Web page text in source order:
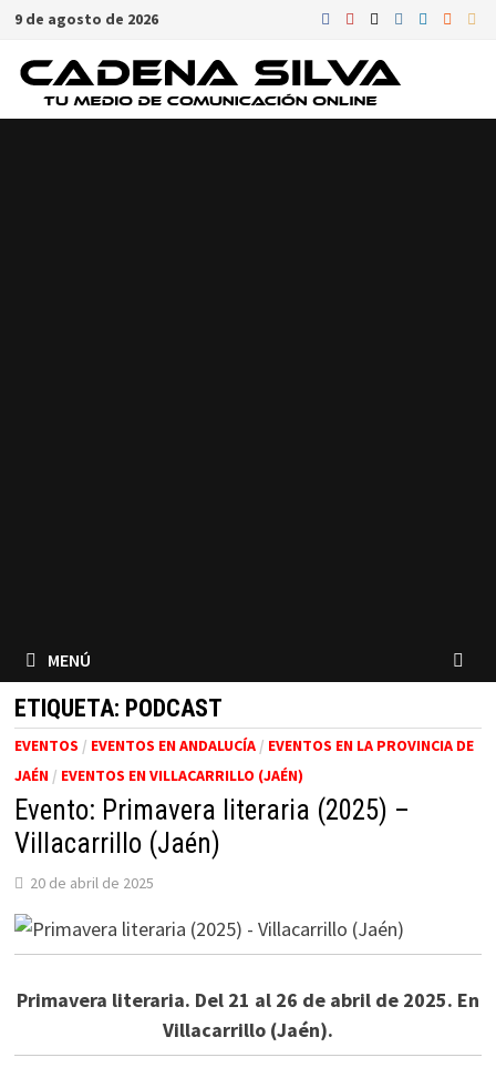
Saltar
contenido
9 de agosto de 2026
MENÚ
ETIQUETA: PODCAST
EVENTOS / EVENTOS EN ANDALUCÍA/ EVENTOS EN LA PROVINCIA DE
JAÉN/ EVENTOS EN VILLACARRILLO (JAÉN)
Evento: Primavera literaria (2025) –
Villacarrillo (Jaén)
20 de abril de 2025
Primavera literaria. Del 21 al 26 de abril de 2025. En
Villacarrillo (Jaén).